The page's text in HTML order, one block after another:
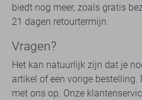
biedt nog meer, zoals gratis
21 dagen retourtermijn.
Vragen?
Het kan natuurlijk zijn dat je
artikel of een vorige
met ons op. Onze